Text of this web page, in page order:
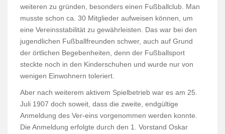
weiteren zu gründen, besonders einen Fußballclub. Man
musste schon ca. 30 Mitglieder aufweisen können, um
eine Vereinsstabilität zu gewährleisten. Das war bei den
jugendlichen Fußballfreunden schwer, auch auf Grund
der örtlichen Begebenheiten, denn der Fußballsport
steckte noch in den Kinderschuhen und wurde nur von
wenigen Einwohnern toleriert.
Aber nach weiterem aktivem Spielbetrieb war es am 25.
Juli 1907 doch soweit, dass die zweite, endgültige
Anmeldung des Ver-eins vorgenommen werden konnte.
Die Anmeldung erfolgte durch den 1. Vorstand Oskar